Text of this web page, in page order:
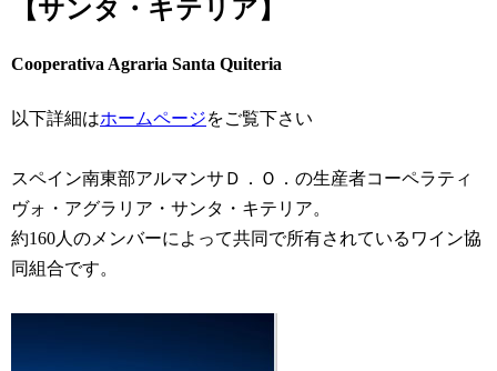
【サンタ・キテリア】
Cooperativa Agraria Santa Quiteria
以下詳細はホームページをご覧下さい
スペイン南東部アルマンサＤ．Ｏ．の生産者コーペラティ
ヴォ・アグラリア・サンタ・キテリア。
約160人のメンバーによって共同で所有されているワイン協
同組合です。